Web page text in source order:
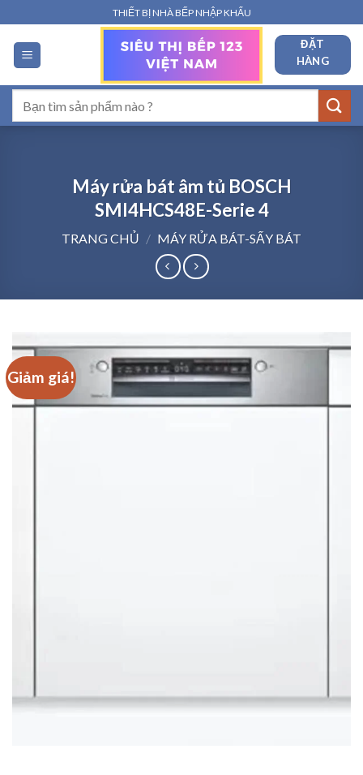
qua
nội
dung
THIẾT BỊ NHÀ BẾP NHẬP KHẨU
ĐẶT
HÀNG
kiếm:
Máy rửa bát âm tủ BOSCH
SMI4HCS48E-Serie 4
TRANG CHỦ / MÁY RỬA BÁT-SẤY BÁT
Giảm giá!